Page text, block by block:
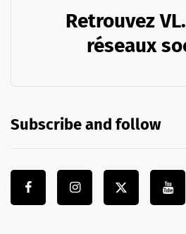
Retrouvez
réseaux
Subscribe and follow